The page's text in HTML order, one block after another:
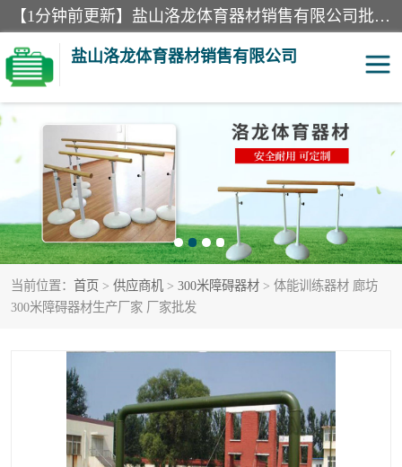
【1分钟前更新】盐山洛龙体育器材销售有限公司批量供应：300米障碍器材、400米障碍器材、部队训练器材、双杠、体操垫、舞蹈把杆等产品。盐山洛龙体育器材销售有限公司经过多年的发展，集研发，生产，销售，售后服务为一体. 奉行“质量，信誉，服务”的宗旨，以开拓创新的精神和真诚守信的态度积极进取。
盐山洛龙体育器材销售有限公司
当前位置： 首页 > 供应商机 > 300米障碍器材 > 体能训练器材 廊坊
300米障碍器材生产厂家 厂家批发
单双杠 舞蹈把杆
400米障碍器材 体操垫
300米障碍器材 攀爬架
塑胶跑道 400米障碍器材1